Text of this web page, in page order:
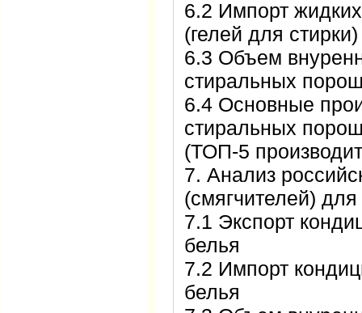
6.2 Импорт
(гелей для стирки)
6.3 Объем
стиральных
6.4 Основные
стиральных
(ТОП-5
7. Анализ
(смягчителей)
7.1 Экспорт
белья
7.2 Импорт
белья